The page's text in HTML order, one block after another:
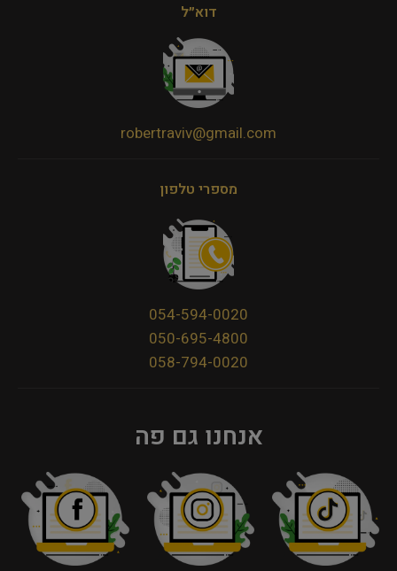
דוא״ל
robertraviv@gmail.com
מספרי טלפון
054-594-0020
050-695-4800
058-794-0020
אנחנו גם פה